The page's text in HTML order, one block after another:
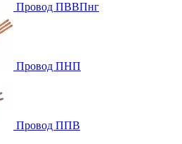
Провод ПВВПнг
Провод ПНП
Провод ППВ